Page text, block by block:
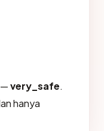
—very_safe.
hanya